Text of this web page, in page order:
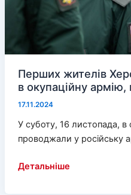
Перших жителів
в окупаційну армію,
17.11.2024
У суботу, 16 листопада,
проводжали у російську
Перших
Детальніше